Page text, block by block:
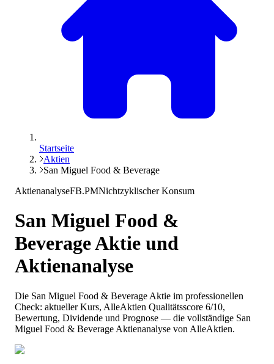
Startseite
Aktien
San Miguel Food & Beverage
AktienanalyseFB.PMNichtzyklischer Konsum
San Miguel Food &
BeverageAktie und
Aktienanalyse
Die San Miguel Food & Beverage Aktie im professionellen
Check: aktueller Kurs, AlleAktien Qualitätsscore 6/10,
Bewertung, Dividende und Prognose — die vollständige San
Miguel Food & Beverage Aktienanalyse von AlleAktien.